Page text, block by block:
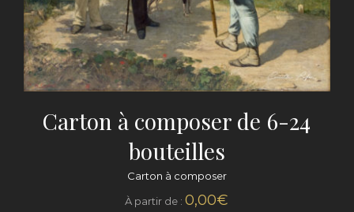
Carton à composer de 6-24
bouteilles
Carton à composer
À partir de :0,00€